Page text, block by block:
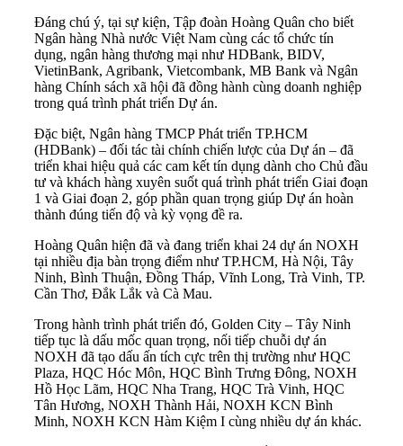
Đáng chú ý, tại sự kiện, Tập đoàn Hoàng Quân cho biết
Ngân hàng Nhà nước Việt Nam cùng các tổ chức tín
dụng, ngân hàng thương mại như HDBank, BIDV,
VietinBank, Agribank, Vietcombank, MB Bank và Ngân
hàng Chính sách xã hội đã đồng hành cùng doanh nghiệp
trong quá trình phát triển Dự án.
Đặc biệt, Ngân hàng TMCP Phát triển TP.HCM
(HDBank) – đối tác tài chính chiến lược của Dự án – đã
triển khai hiệu quả các cam kết tín dụng dành cho Chủ đầu
tư và khách hàng xuyên suốt quá trình phát triển Giai đoạn
1 và Giai đoạn 2, góp phần quan trọng giúp Dự án hoàn
thành đúng tiến độ và kỳ vọng đề ra.
Hoàng Quân hiện đã và đang triển khai 24 dự án NOXH
tại nhiều địa bàn trọng điểm như TP.HCM, Hà Nội, Tây
Ninh, Bình Thuận, Đồng Tháp, Vĩnh Long, Trà Vinh, TP.
Cần Thơ, Đắk Lắk và Cà Mau.
Trong hành trình phát triển đó, Golden City – Tây Ninh
tiếp tục là dấu mốc quan trọng, nối tiếp chuỗi dự án
NOXH đã tạo dấu ấn tích cực trên thị trường như HQC
Plaza, HQC Hóc Môn, HQC Bình Trưng Đông, NOXH
Hồ Học Lãm, HQC Nha Trang, HQC Trà Vinh, HQC
Tân Hương, NOXH Thành Hải, NOXH KCN Bình
Minh, NOXH KCN Hàm Kiệm I cùng nhiều dự án khác.